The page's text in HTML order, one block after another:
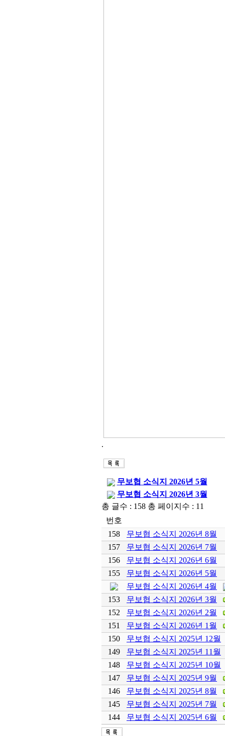
.
무보협 소식지 2026년 5월
무보협 소식지 2026년 3월
총 글수 : 158 총 페이지수 : 11
번호
158
무보협 소식지 2026년 8월
157
무보협 소식지 2026년 7월
156
무보협 소식지 2026년 6월
155
무보협 소식지 2026년 5월
무보협 소식지 2026년 4월
153
무보협 소식지 2026년 3월
152
무보협 소식지 2026년 2월
151
무보협 소식지 2026년 1월
150
무보협 소식지 2025년 12월
149
무보협 소식지 2025년 11월
148
무보협 소식지 2025년 10월
147
무보협 소식지 2025년 9월
146
무보협 소식지 2025년 8월
145
무보협 소식지 2025년 7월
144
무보협 소식지 2025년 6월